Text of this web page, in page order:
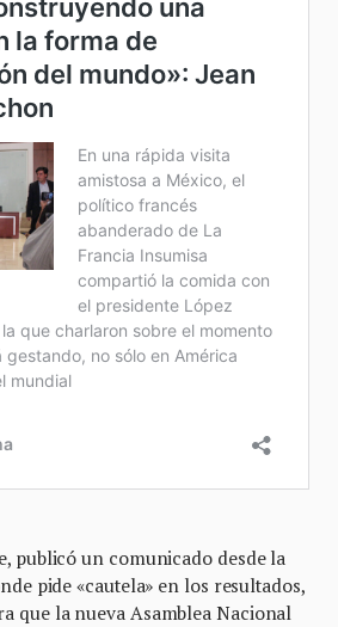
publicó un comunicado desde la
pide «cautela» en los resultados,
que la nueva Asamblea Nacional